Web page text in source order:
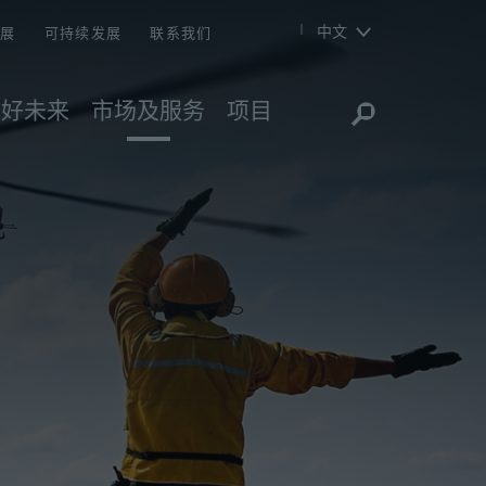
未来 市场及服务 项目
可持续发展 联系我们 中文